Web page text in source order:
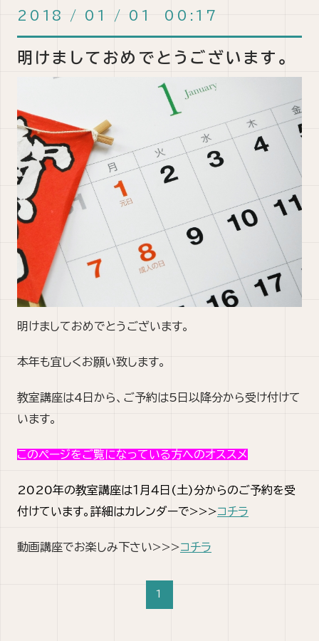
2018 / 01 / 01 00:17
明けましておめでとうございます。
明けましておめでとうございます。
本年も宜しくお願い致します。
教室講座は4日から、ご予約は5日以降分から受け付けて
います。
このページをご覧になっている方へのオススメ
2020年の教室講座は１月４日(土)分からのご予約を受
付けています。詳細はカレンダーで>>>コチラ
動画講座でお楽しみ下さい>>>コチラ
1